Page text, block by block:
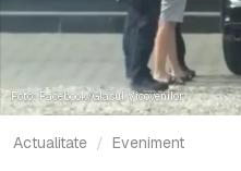
Foto: Facebook/Glasul Vicovenilor
Actualitate Eveniment